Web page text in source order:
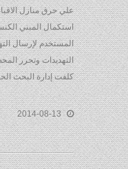
علي حرق منازل
استكمال المبني
المستخدم لإرسال
التهديدات وتحرر
كلفت إدارة البحث
2014-08-13